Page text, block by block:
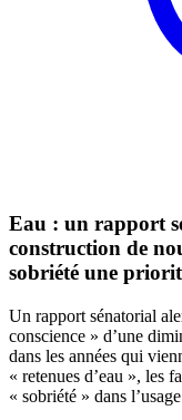
Eau : un rapport
construction de
sobriété une
Un rapport sénatorial
conscience » d’une
dans les années qui
« retenues d’eau », les
« sobriété » dans